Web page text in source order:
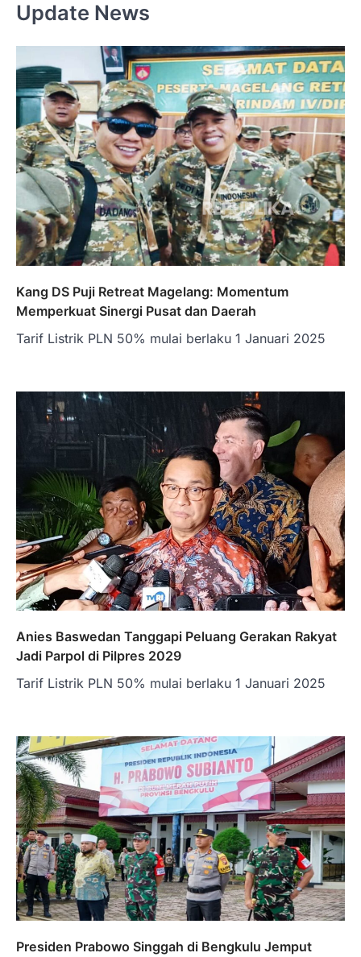
Update News
Kang DS Puji Retreat Magelang: Momentum
Memperkuat Sinergi Pusat dan Daerah
Tarif Listrik PLN 50% mulai berlaku 1 Januari 2025
Anies Baswedan Tanggapi Peluang Gerakan Rakyat
Jadi Parpol di Pilpres 2029
Tarif Listrik PLN 50% mulai berlaku 1 Januari 2025
Presiden Prabowo Singgah di Bengkulu Jemput